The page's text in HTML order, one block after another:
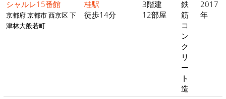
シャルレ15番館
京都府 京都市 西京区 下
津林大般若町
桂駅
徒歩14分
3階建
12部屋
鉄
筋
コ
ン
ク
リ
ー
ト
造
2017
年